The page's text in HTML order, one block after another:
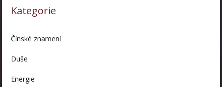
Kategorie
Čínské znamení
Duše
Energie